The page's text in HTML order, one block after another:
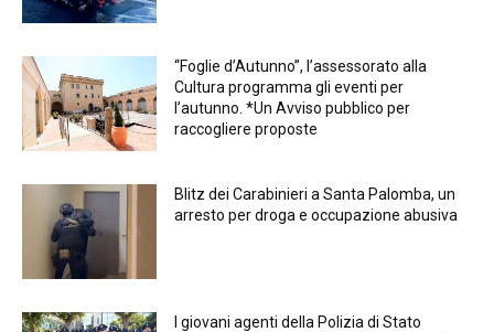
“Foglie d’Autunno”, l’assessorato alla
Cultura programma gli eventi per
l’autunno. *Un Avviso pubblico per
raccogliere proposte
Blitz dei Carabinieri a Santa Palomba, un
arresto per droga e occupazione abusiva
I giovani agenti della Polizia di Stato